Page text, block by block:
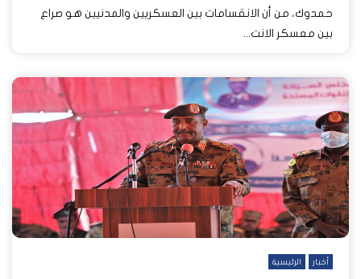
حمدوك، من أن الانقسامات بين العسكريين والمدنيين هو صراع
بين معسكر الانت...
أخبار الرئيسية